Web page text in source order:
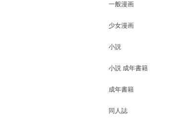
一般漫画
少女漫画
小説
小説 成年書籍
成年書籍
同人誌